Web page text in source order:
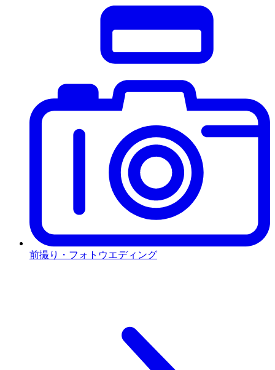
前撮り・フォトウエディング